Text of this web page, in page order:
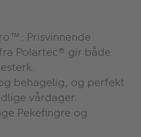
Prisvinnende
Polartec® gir både
behagelig, og perfekt
vårdager.
Pekefingre og